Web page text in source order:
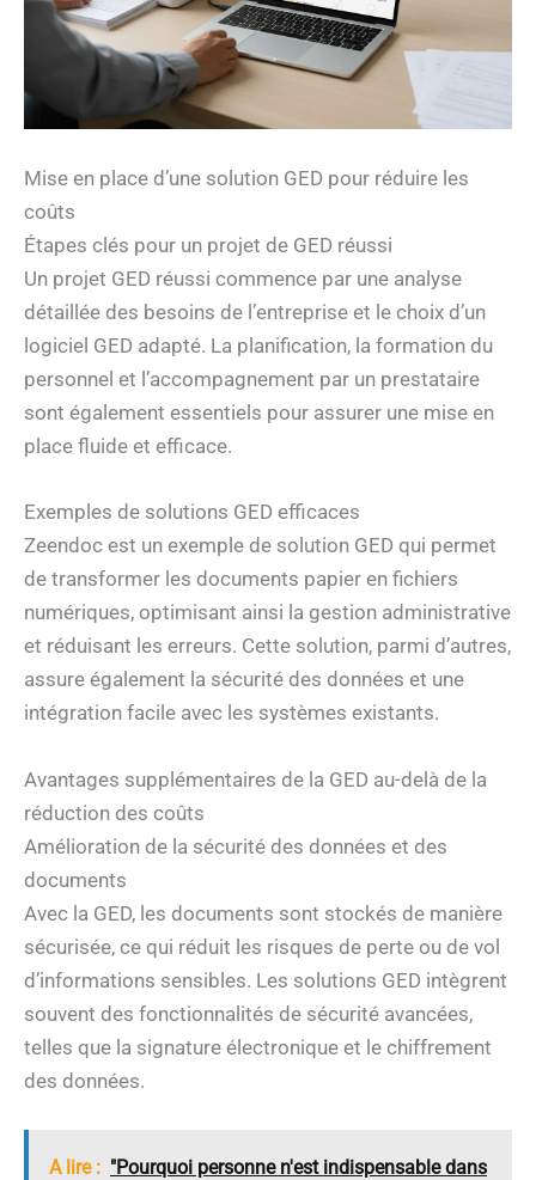
Mise en place d’une solution GED pour réduire les
coûts
Étapes clés pour un projet de GED réussi
Un projet GED réussi commence par une analyse
détaillée des besoins de l’entreprise et le choix d’un
logiciel GED adapté. La planification, la formation du
personnel et l’accompagnement par un prestataire
sont également essentiels pour assurer une mise en
place fluide et efficace.
Exemples de solutions GED efficaces
Zeendoc est un exemple de solution GED qui permet
de transformer les documents papier en fichiers
numériques, optimisant ainsi la gestion administrative
et réduisant les erreurs. Cette solution, parmi d’autres,
assure également la sécurité des données et une
intégration facile avec les systèmes existants.
Avantages supplémentaires de la GED au-delà de la
réduction des coûts
Amélioration de la sécurité des données et des
documents
Avec la GED, les documents sont stockés de manière
sécurisée, ce qui réduit les risques de perte ou de vol
d’informations sensibles. Les solutions GED intègrent
souvent des fonctionnalités de sécurité avancées,
telles que la signature électronique et le chiffrement
des données.
A lire : "Pourquoi personne n'est indispensable dans